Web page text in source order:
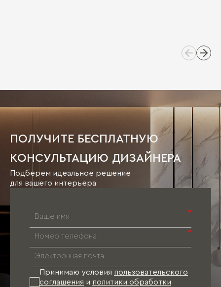
ПОЛУЧИТЕ БЕСПЛАТНУЮ
КОНСУЛЬТАЦИЮ ДИЗАЙНЕРА
Подберём идеальное решение
для вашего интерьера
*
*
Принимаю условия пользовательского
соглашения и политики обработки